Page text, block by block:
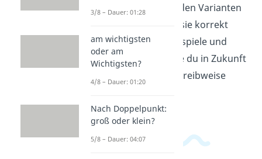
Bedeutung die beiden Varianten
haben und wie du sie korrekt
einsetzt. Durch Beispiele und
Tipps lernst du, wie du in Zukunft
auf die richtige Schreibweise
3/8 – Dauer: 01:28
am wichtigsten
oder am
Wichtigsten?
4/8 – Dauer: 01:20
Nach Doppelpunkt:
groß oder klein?
5/8 – Dauer: 04:07